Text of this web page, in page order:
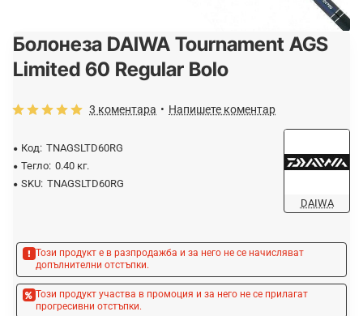
-5% ОЧАКВАЙТЕ
Болонеза DAIWA Tournament AGS
Limited 60 Regular Bolo
Код: TNAGSLTD60RG
Тегло: 0.40 кг.
SKU: TNAGSLTD60RG
DAIWA
3 коментара • Напишете коментар
Този продукт е в разпродажба и за него не се начисляват
допълнителни отстъпки.
Този продукт участва в промоция и за него не се прилагат
прогресивни отстъпки.